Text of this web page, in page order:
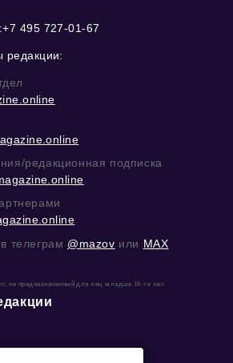
+7 495 727-01-67
редакции:
редакционная подписка
телеграм @mazov или MAX
не предназначенный для лиц младше 16-ти лет.